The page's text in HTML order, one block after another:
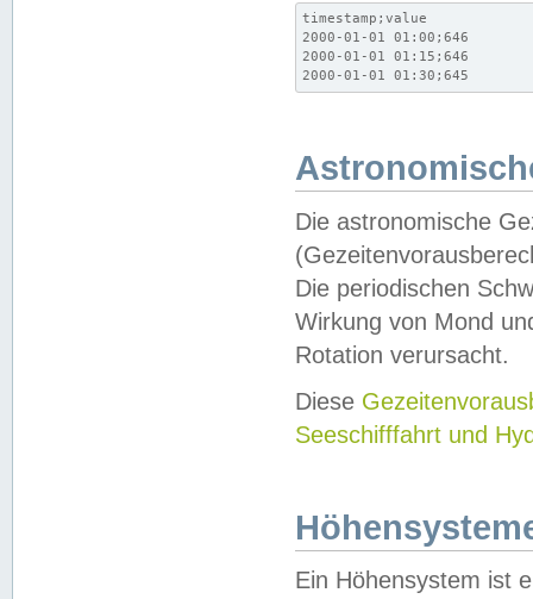
timestamp;value
2000-01-01 01:00;646
2000-01-01 01:15;646
2000-01-01 01:30;645
Die astronomische
Die periodischen
Wirkung von Mond
Rotation verursacht.
Diese
Seeschifffahrt und
Ein Höhensystem ist